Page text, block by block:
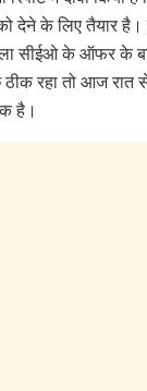
के लिए तैयार है।
सीईओ के ऑफर के
रहा तो आज रात
है।